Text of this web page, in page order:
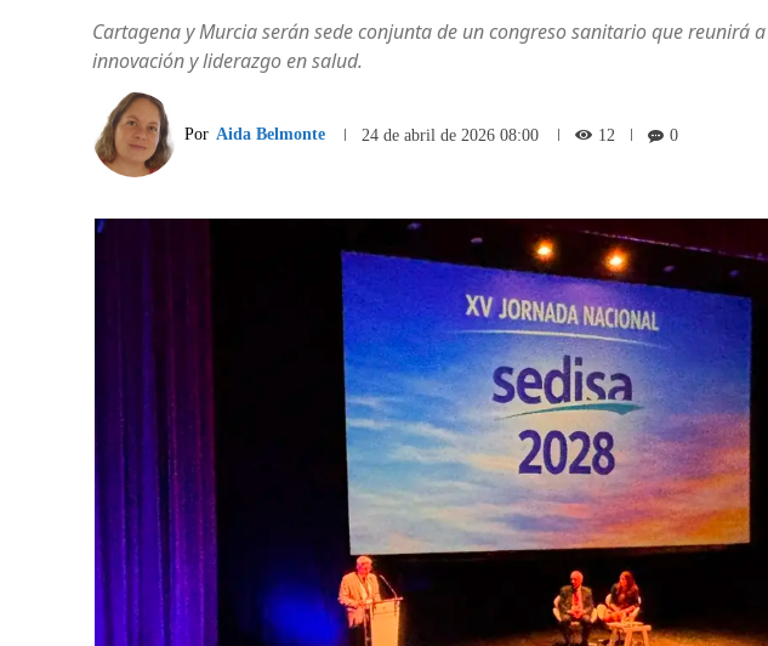
Cartagena y Murcia serán sede conjunta de un congreso sanitario que reunirá
innovación y liderazgo en salud.
Por Aida Belmonte 24 de abril de 2026 08:00 12 0